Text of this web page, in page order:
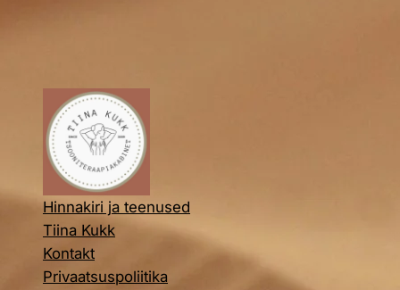
Hinnakiri ja teenused
Tiina Kukk
Kontakt
Privaatsuspoliitika